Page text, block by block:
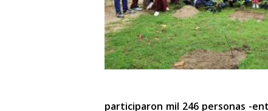
participaron mil 246 personas -